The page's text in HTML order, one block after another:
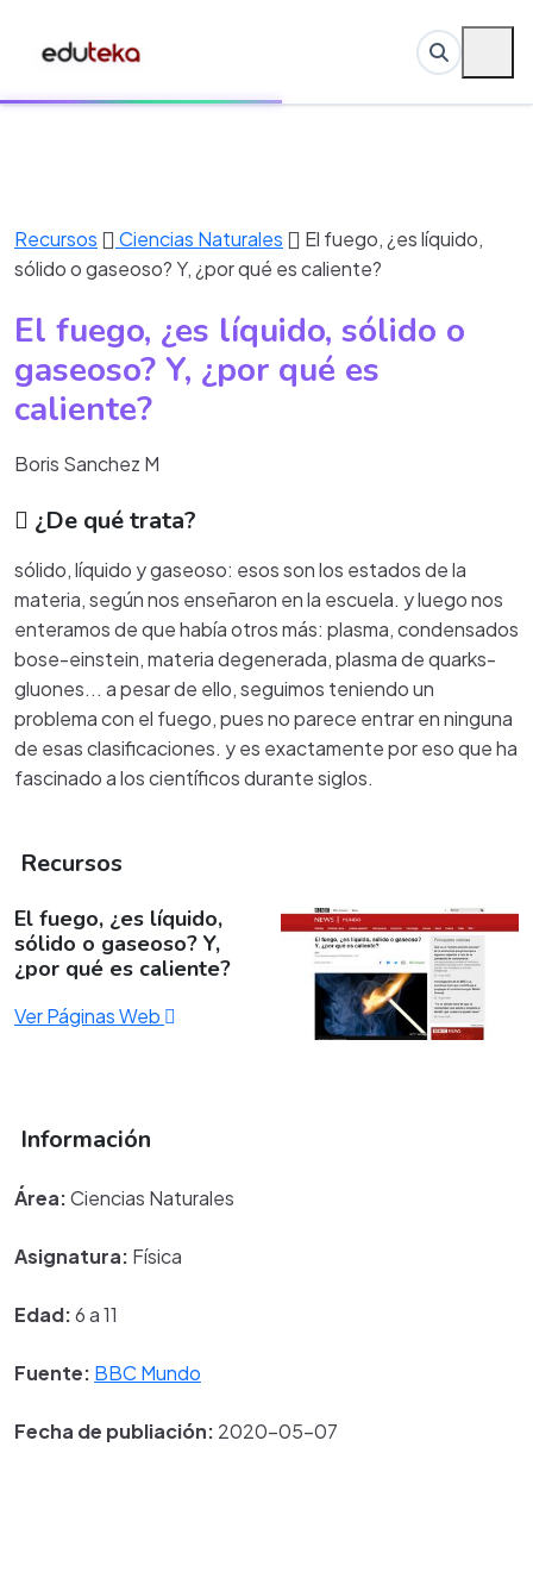
Recursos Ciencias Naturales
El fuego, ¿es líquido,
sólido o gaseoso? Y, ¿por qué es caliente?
El fuego, ¿es líquido, sólido o
gaseoso? Y, ¿por qué es
caliente?
Boris Sanchez M
¿De qué trata?
sólido, líquido y gaseoso: esos son los estados de la
materia, según nos enseñaron en la escuela. y luego nos
enteramos de que había otros más: plasma, condensados
bose-einstein, materia degenerada, plasma de quarks-
gluones... a pesar de ello, seguimos teniendo un
problema con el fuego, pues no parece entrar en ninguna
de esas clasificaciones. y es exactamente por eso que ha
fascinado a los científicos durante siglos.
Recursos
El fuego, ¿es líquido,
sólido o gaseoso? Y,
¿por qué es caliente?
Ver Páginas Web
Información
Área:Ciencias Naturales
Asignatura: Física
Edad:6 a 11
Fuente: BBC Mundo
Fecha de publiación: 2020-05-07